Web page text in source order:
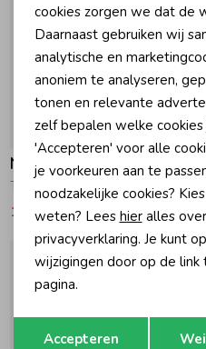
-50% korting
Noppies
T-shirt Poinsettia
12,75 25,50
Analytische cookies
Marketing cookies
Terug
cookies zorgen we dat de
Daarnaast gebruiken wij
analytische en
anoniem te analyseren,
tonen en relevante
zelf bepalen welke
'Accepteren' voor alle
je voorkeuren aan te
noodzakelijke cookies?
weten? Lees hieralles
privacyverklaring. Je kunt
wijzigingen door op de link
pagina.
Accepteren